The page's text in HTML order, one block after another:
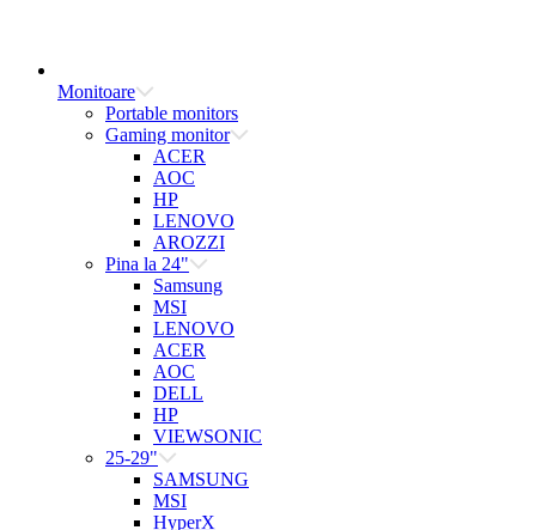
Monitoare
Portable monitors
Gaming monitor
ACER
AOC
HP
LENOVO
AROZZI
Pina la 24"
Samsung
MSI
LENOVO
ACER
AOC
DELL
HP
VIEWSONIC
25-29"
SAMSUNG
MSI
HyperX